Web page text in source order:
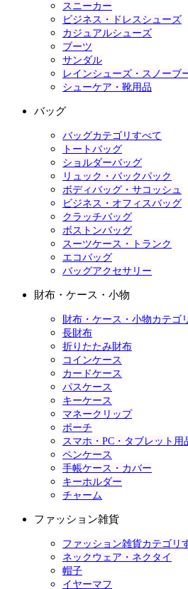
スニーカー
ビジネス・ドレスシューズ
カジュアルシューズ
ブーツ
サンダル
レインシューズ・スノーブ
シューケア・靴用品
バッグ
バッグカテゴリすべて
トートバッグ
ショルダーバッグ
リュック・バックパック
ボディバッグ・サコッシュ
ビジネス・オフィスバッグ
クラッチバッグ
ボストンバッグ
スーツケース・トランク
エコバッグ
バッグアクセサリー
財布・ケース・小物
財布・ケース・小物カテゴ
長財布
折りたたみ財布
コインケース
カードケース
パスケース
キーケース
マネークリップ
ポーチ
スマホ・PC・タブレット用
ペンケース
手帳ケース・カバー
キーホルダー
チャーム
ファッション雑貨
ファッション雑貨カテゴリ
ネックウェア・ネクタイ
帽子
イヤーマフ